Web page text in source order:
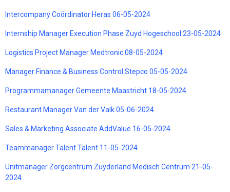
Intercompany Coördinator Heras 06-05-2024
Internship Manager Execution Phase Zuyd Hogeschool 23-05-2024
Logistics Project Manager Medtronic 08-05-2024
Manager Finance & Business Control Stepco 05-05-2024
Programmamanager Gemeente Maastricht 18-05-2024
Restaurant Manager Van der Valk 05-06-2024
Sales & Marketing Associate AddValue 16-05-2024
Teammanager Talent Talent 11-05-2024
Unitmanager Zorgcentrum Zuyderland Medisch Centrum 21-05-
2024